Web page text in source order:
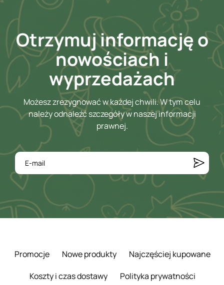
Otrzymuj informację o
nowościach i
wyprzedażach
Możesz zrezygnować w każdej chwili. W tym celu
należy odnaleźć szczegóły w naszej informacji
prawnej.
Promocje Nowe produkty
Najczęściej kupowane
Koszty i czas dostawy
Polityka prywatności